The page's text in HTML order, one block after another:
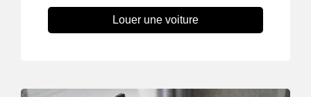
Louer une voiture